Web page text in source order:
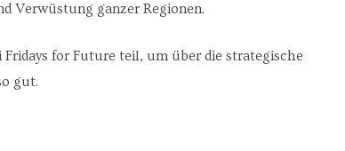
Verwüstung ganzer Regionen.
for Future teil, um über die strategische
gut.